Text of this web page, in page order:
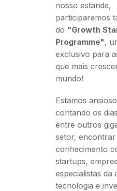
nosso estande,
participaremos
do "Growth
Programme",
exclusivo para
que mais
mundo!
Estamos
contando os
entre outros
setor,
conhecimento
startups,
especialistas da
tecnologia e